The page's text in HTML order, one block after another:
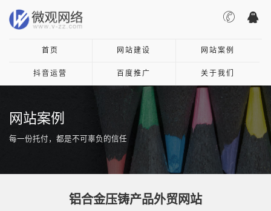
首页 网站建设 网站案例
抖音运营 百度推广 关于我们
网站案例
每一份托付，都是不可辜负的信任
铝合金压铸产品外贸网站